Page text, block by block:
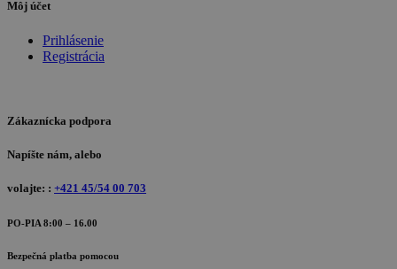
Môj účet
Prihlásenie
Registrácia
Zákaznícka podpora
Napíšte nám, alebo
volajte: : +421 45/54 00 703
PO-PIA 8:00 – 16.00
Bezpečná platba pomocou